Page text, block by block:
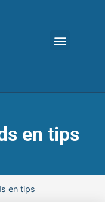
en tips
en tips